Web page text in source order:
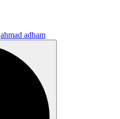
ahmad adham